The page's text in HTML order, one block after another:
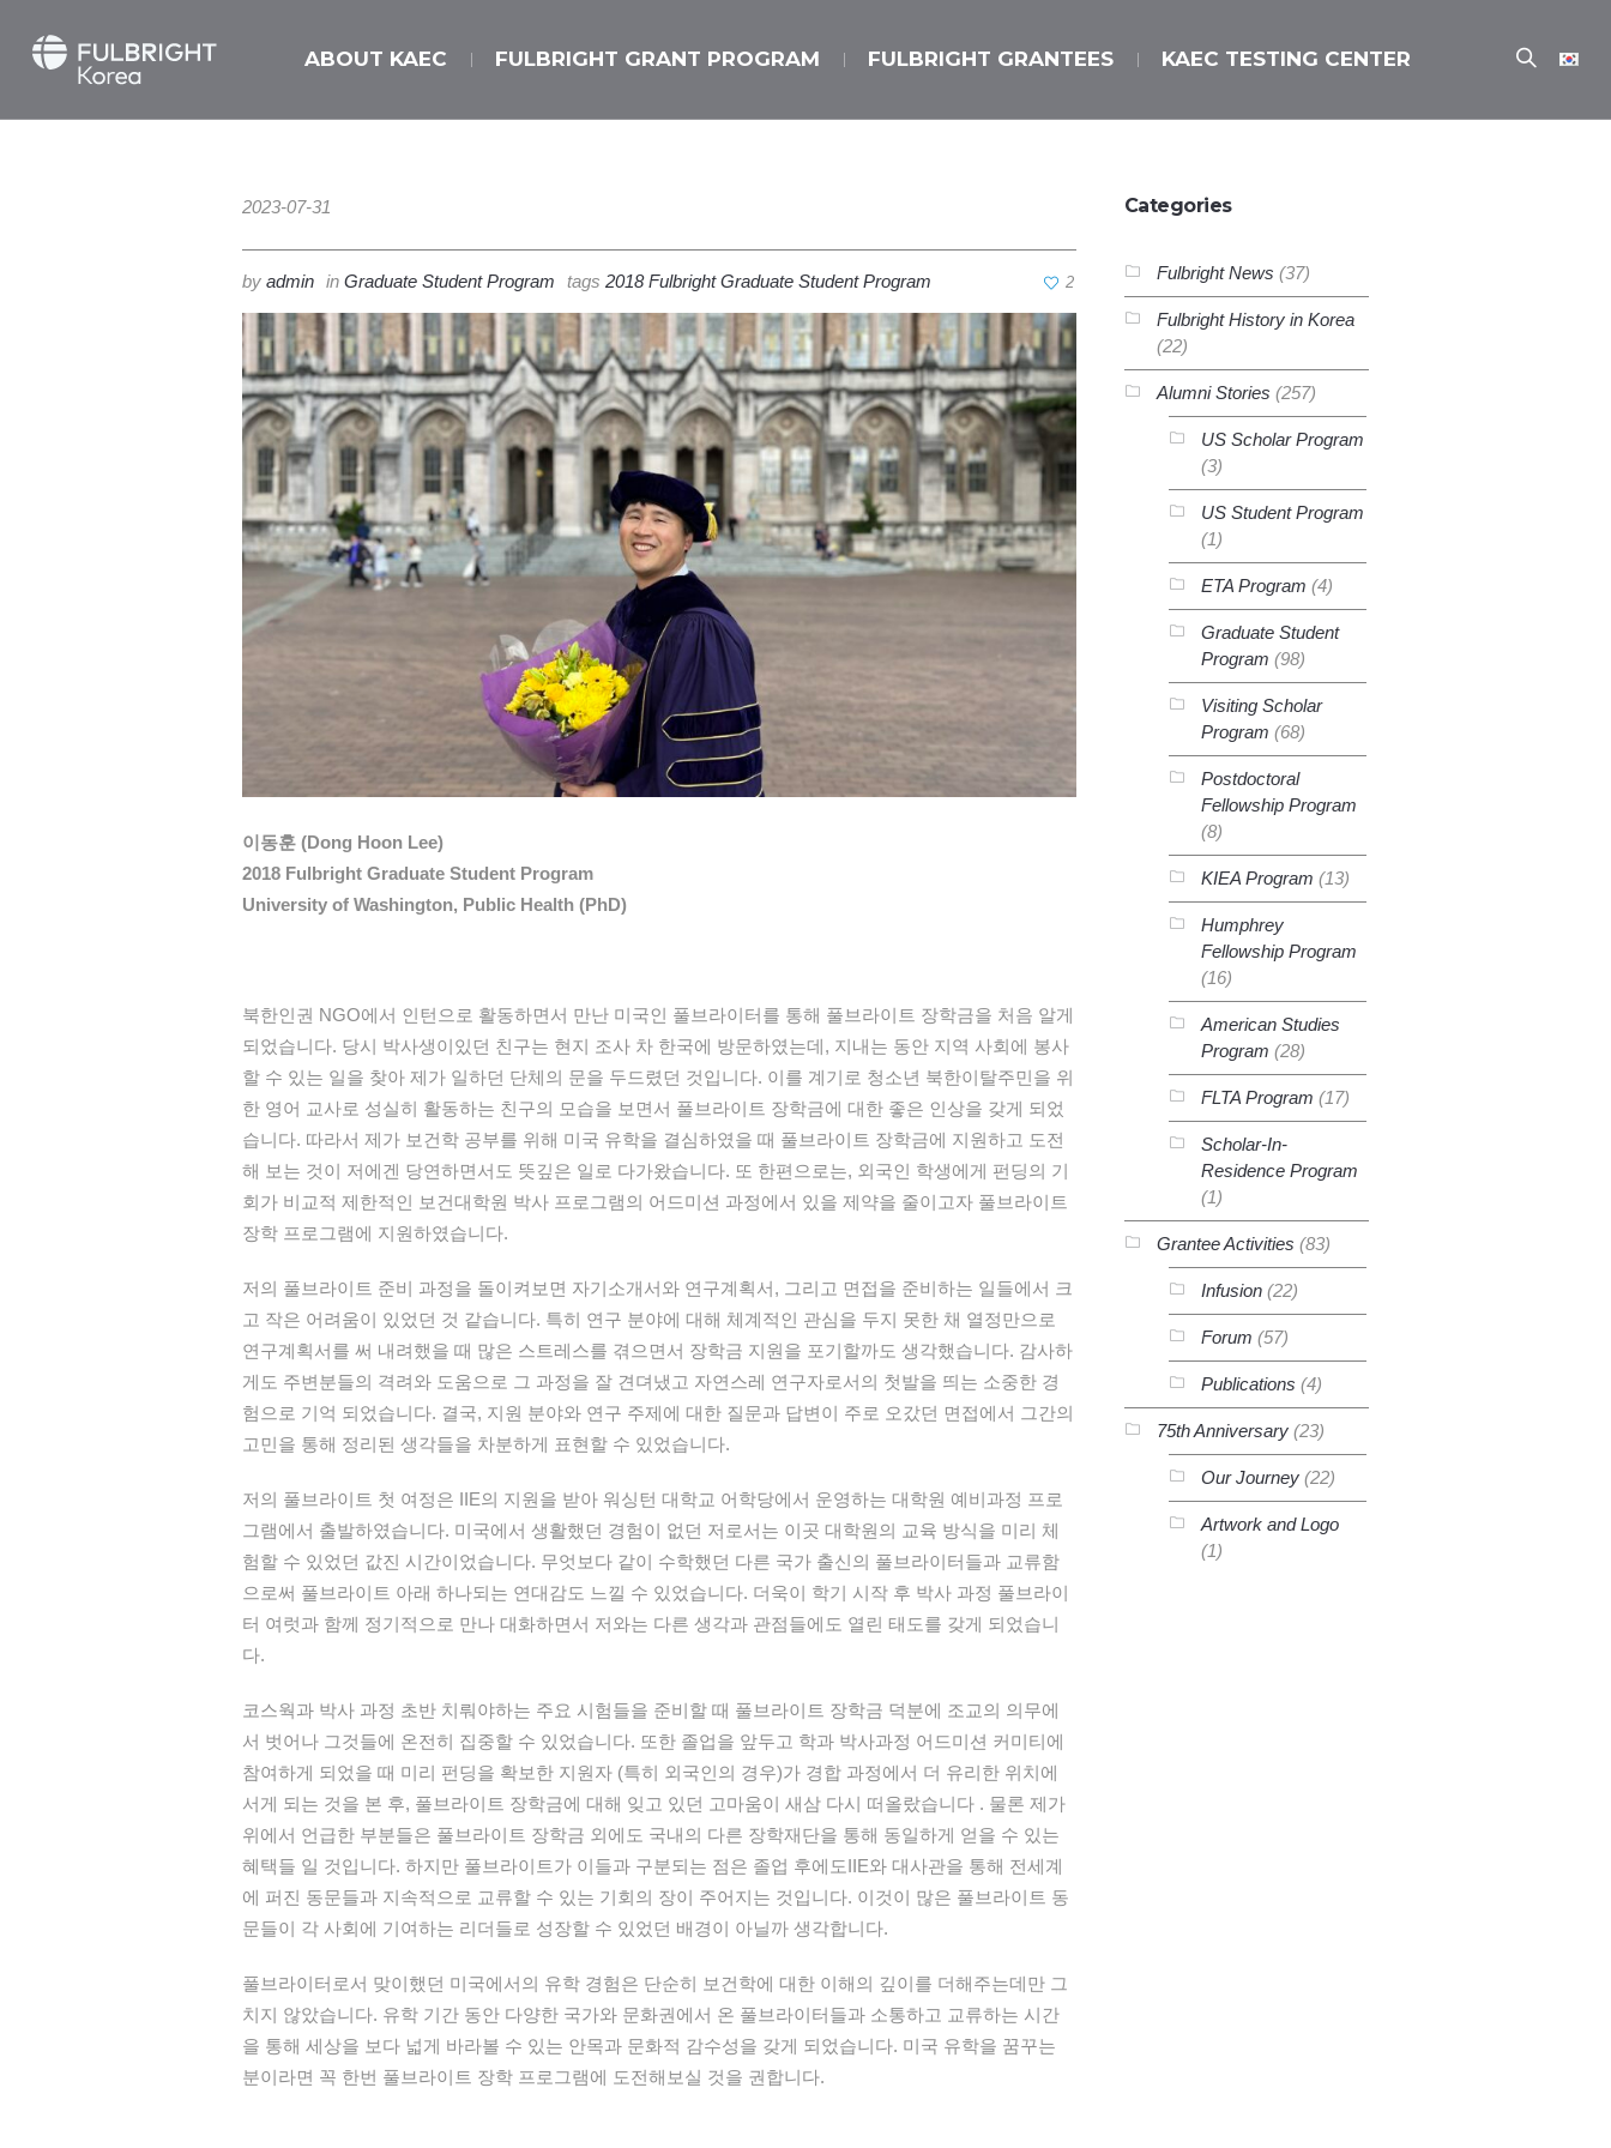
ABOUT KAEC FULBRIGHT GRANT PROGRAM FULBRIGHT GRANTEES KAEC TESTING CENTER
2023-07-31
by admin in Graduate Student Program tags 2018 Fulbright Graduate Student Program 2
이동훈 (Dong Hoon Lee)
2018 Fulbright Graduate Student Program
University of Washington, Public Health (PhD)
북한인권 NGO에서 인턴으로 활동하면서 만난 미국인 풀브라이터를 통해 풀브라이트 장학금을 처음 알게
되었습니다. 당시 박사생이있던 친구는 현지 조사 차 한국에 방문하였는데, 지내는 동안 지역 사회에 봉사
할 수 있는 일을 찾아 제가 일하던 단체의 문을 두드렸던 것입니다. 이를 계기로 청소년 북한이탈주민을 위
한 영어 교사로 성실히 활동하는 친구의 모습을 보면서 풀브라이트 장학금에 대한 좋은 인상을 갖게 되었
습니다. 따라서 제가 보건학 공부를 위해 미국 유학을 결심하였을 때 풀브라이트 장학금에 지원하고 도전
해 보는 것이 저에겐 당연하면서도 뜻깊은 일로 다가왔습니다. 또 한편으로는, 외국인 학생에게 펀딩의 기
회가 비교적 제한적인 보건대학원 박사 프로그램의 어드미션 과정에서 있을 제약을 줄이고자 풀브라이트
장학 프로그램에 지원하였습니다.
저의 풀브라이트 준비 과정을 돌이켜보면 자기소개서와 연구계획서, 그리고 면접을 준비하는 일들에서 크
고 작은 어려움이 있었던 것 같습니다. 특히 연구 분야에 대해 체계적인 관심을 두지 못한 채 열정만으로
연구계획서를 써 내려했을 때 많은 스트레스를 겪으면서 장학금 지원을 포기할까도 생각했습니다. 감사하
게도 주변분들의 격려와 도움으로 그 과정을 잘 견뎌냈고 자연스레 연구자로서의 첫발을 띄는 소중한 경
험으로 기억 되었습니다. 결국, 지원 분야와 연구 주제에 대한 질문과 답변이 주로 오갔던 면접에서 그간의
고민을 통해 정리된 생각들을 차분하게 표현할 수 있었습니다.
저의 풀브라이트 첫 여정은 IIE의 지원을 받아 워싱턴 대학교 어학당에서 운영하는 대학원 예비과정 프로
그램에서 출발하였습니다. 미국에서 생활했던 경험이 없던 저로서는 이곳 대학원의 교육 방식을 미리 체
험할 수 있었던 값진 시간이었습니다. 무엇보다 같이 수학했던 다른 국가 출신의 풀브라이터들과 교류함
으로써 풀브라이트 아래 하나되는 연대감도 느낄 수 있었습니다. 더욱이 학기 시작 후 박사 과정 풀브라이
터 여럿과 함께 정기적으로 만나 대화하면서 저와는 다른 생각과 관점들에도 열린 태도를 갖게 되었습니
다.
코스웍과 박사 과정 초반 치뤄야하는 주요 시험들을 준비할 때 풀브라이트 장학금 덕분에 조교의 의무에
서 벗어나 그것들에 온전히 집중할 수 있었습니다. 또한 졸업을 앞두고 학과 박사과정 어드미션 커미티에
참여하게 되었을 때 미리 펀딩을 확보한 지원자 (특히 외국인의 경우)가 경합 과정에서 더 유리한 위치에
서게 되는 것을 본 후, 풀브라이트 장학금에 대해 잊고 있던 고마움이 새삼 다시 떠올랐습니다 . 물론 제가
위에서 언급한 부분들은 풀브라이트 장학금 외에도 국내의 다른 장학재단을 통해 동일하게 얻을 수 있는
혜택들 일 것입니다. 하지만 풀브라이트가 이들과 구분되는 점은 졸업 후에도IIE와 대사관을 통해 전세계
에 퍼진 동문들과 지속적으로 교류할 수 있는 기회의 장이 주어지는 것입니다. 이것이 많은 풀브라이트 동
문들이 각 사회에 기여하는 리더들로 성장할 수 있었던 배경이 아닐까 생각합니다.
풀브라이터로서 맞이했던 미국에서의 유학 경험은 단순히 보건학에 대한 이해의 깊이를 더해주는데만 그
치지 않았습니다. 유학 기간 동안 다양한 국가와 문화권에서 온 풀브라이터들과 소통하고 교류하는 시간
을 통해 세상을 보다 넓게 바라볼 수 있는 안목과 문화적 감수성을 갖게 되었습니다. 미국 유학을 꿈꾸는
분이라면 꼭 한번 풀브라이트 장학 프로그램에 도전해보실 것을 권합니다.
Categories
Fulbright News (37)
Fulbright History in Korea
(22)
Alumni Stories (257)
US Scholar Program
(3)
US Student Program
(1)
ETA Program (4)
Graduate Student
Program (98)
Visiting Scholar
Program (68)
Postdoctoral
Fellowship Program
(8)
KIEA Program (13)
Humphrey
Fellowship Program
(16)
American Studies
Program (28)
FLTA Program (17)
Scholar-In-
Residence Program
(1)
Grantee Activities (83)
Infusion(22)
Forum (57)
Publications (4)
75th Anniversary(23)
Our Journey(22)
Artwork and Logo
(1)